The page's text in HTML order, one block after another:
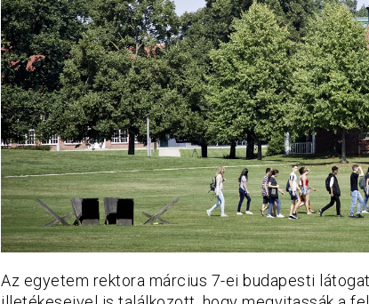
Az egyetem rektora március 7-ei budapesti